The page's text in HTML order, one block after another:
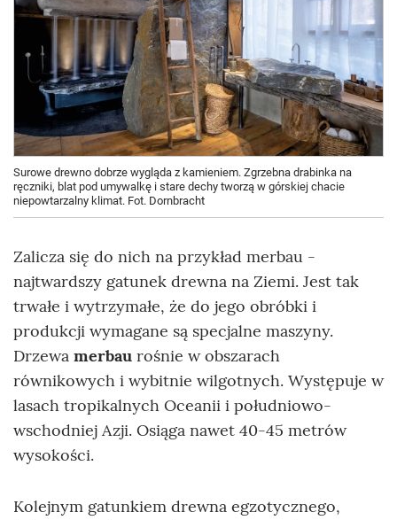
Surowe drewno dobrze wygląda z kamieniem. Zgrzebna drabinka na
ręczniki, blat pod umywalkę i stare dechy tworzą w górskiej chacie
niepowtarzalny klimat. Fot. Dornbracht
Zalicza się do nich na przykład merbau -
najtwardszy gatunek drewna na Ziemi. Jest tak
trwałe i wytrzymałe, że do jego obróbki i
produkcji wymagane są specjalne maszyny.
Drzewa merbau rośnie w obszarach
równikowych i wybitnie wilgotnych. Występuje w
lasach tropikalnych Oceanii i południowo-
wschodniej Azji. Osiąga nawet 40-45 metrów
wysokości.
Kolejnym gatunkiem drewna egzotycznego,